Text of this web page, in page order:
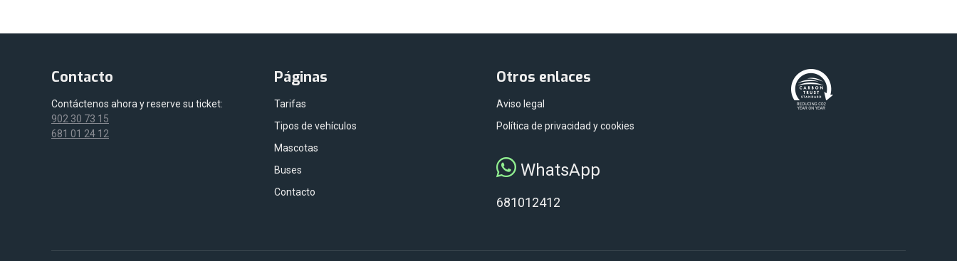
Contacto
Contáctenos ahora y reserve su ticket:
902 30 73 15
681 01 24 12
Páginas
Tarifas
Tipos de vehículos
Mascotas
Buses
Contacto
Otros enlaces
Aviso legal
Política de privacidad y cookies
WhatsApp
681012412